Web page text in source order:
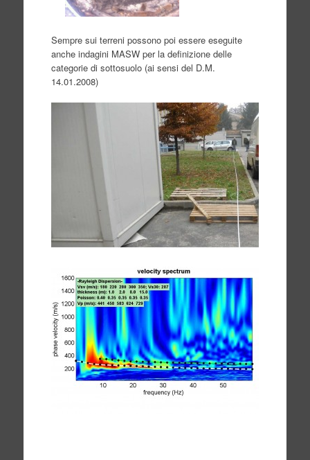
Sempre sui terreni possono poi essere eseguite
anche indagini MASW per la definizione delle
categorie di sottosuolo (ai sensi del D.M.
14.01.2008)